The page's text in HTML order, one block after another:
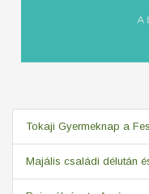
Tokaji Gyermeknap a
Majális családi délután